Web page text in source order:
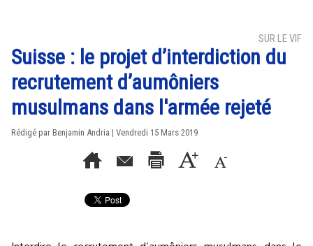
SUR LE VIF
Suisse : le projet d’interdiction du
recrutement d’aumôniers
musulmans dans l'armée rejeté
Rédigé par Benjamin Andria | Vendredi 15 Mars 2019